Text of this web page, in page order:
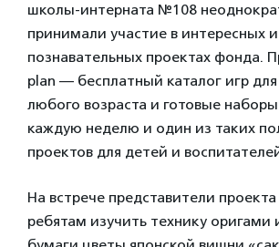
школы-интерната №108
принимали участие в интересных и
познавательных проектах фонда.
plan — бесплатный каталог игр
любого возраста и готовые
каждую неделю и один из таких
проектов для детей и
На встрече представители
ребятам изучить технику оригами